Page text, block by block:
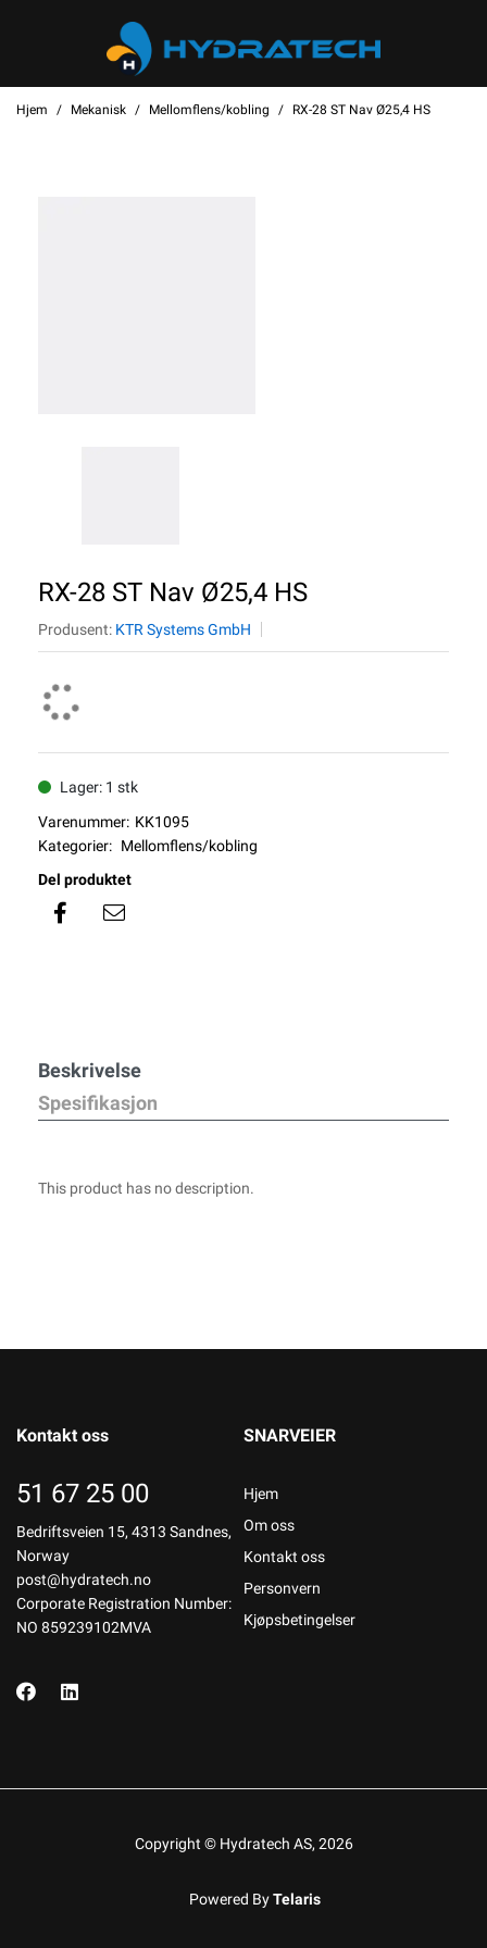
Hjem Mekanisk Mellomflens/kobling RX-28 ST Nav Ø25,4 HS
RX-28 ST Nav Ø25,4 HS
Produsent: KTR Systems GmbH
Lager: 1 stk
Varenummer: KK1095
Kategorier: Mellomflens/kobling
Del produktet
Beskrivelse
Spesifikasjon
This product has no description.
Kontakt oss
51 67 25 00
Bedriftsveien 15, 4313 Sandnes,
Norway
post@hydratech.no
Corporate Registration Number:
NO 859239102MVA
SNARVEIER
Hjem
Om oss
Kontakt oss
Personvern
Kjøpsbetingelser
Copyright © Hydratech AS, 2026
Powered ByTelaris